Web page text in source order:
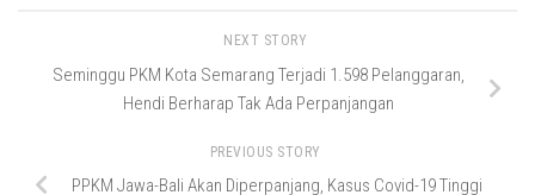
NEXT STORY
Seminggu PKM Kota Semarang Terjadi 1.598 Pelanggaran,
Hendi Berharap Tak Ada Perpanjangan
PREVIOUS STORY
PPKM Jawa-Bali Akan Diperpanjang, Kasus Covid-19 Tinggi